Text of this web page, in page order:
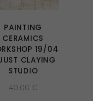
PAINTING
CERAMICS
19/04
CLAYING
STUDIO
40,00 €